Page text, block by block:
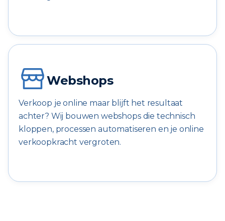
Webshops
Verkoop je online maar blijft het resultaat
achter? Wij bouwen webshops die technisch
kloppen, processen automatiseren en je online
verkoopkracht vergroten.